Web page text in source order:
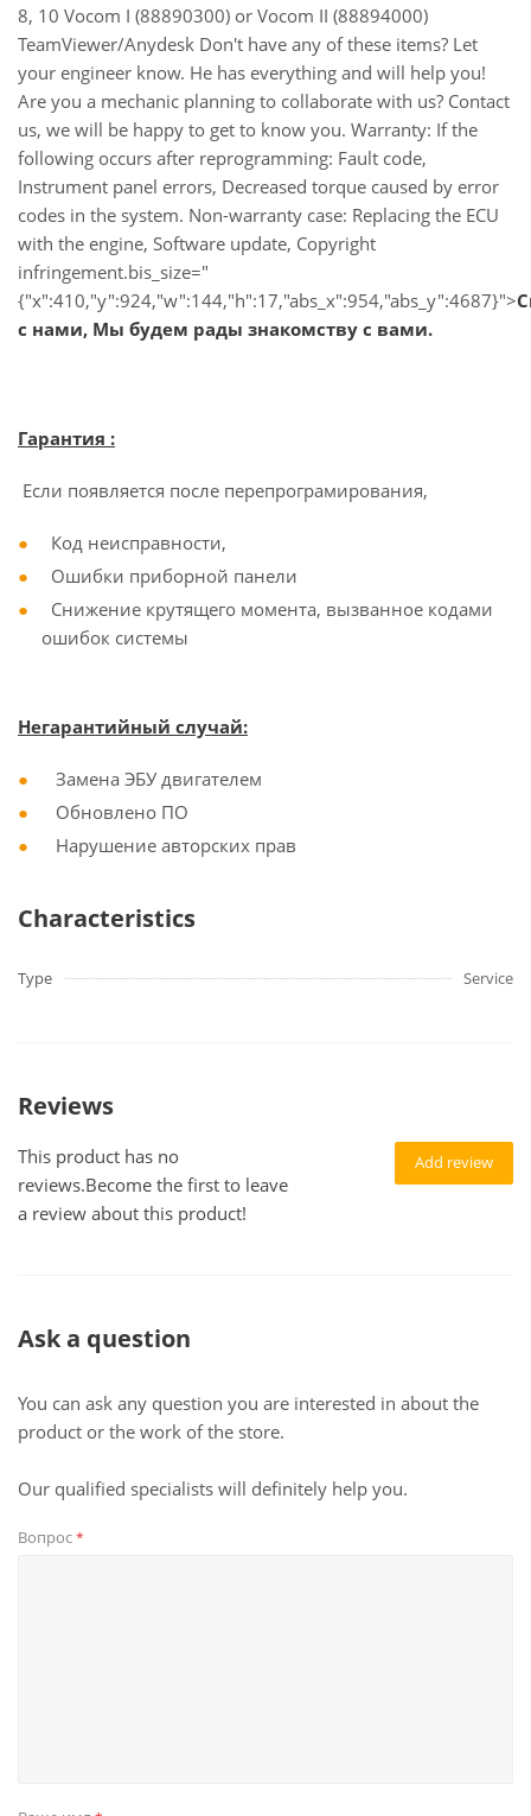
8, 10 Vocom I (88890300) or Vocom II (88894000)
TeamViewer/Anydesk Don't have any of these items? Let
your engineer know. He has everything and will help you!
Are you a mechanic planning to collaborate with us? Contact
us, we will be happy to get to know you. Warranty: If the
following occurs after reprogramming: Fault code,
Instrument panel errors, Decreased torque caused by error
codes in the system. Non-warranty case: Replacing the ECU
with the engine, Software update, Copyright
infringement.bis_size="
{"x":410,"y":924,"w":144,"h":17,"abs_x":954,"abs_y":4687}">
с нами, Мы будем рады знакомству с вами.
Гарантия :
Если появляется после перепрограмирования,
Код неисправности,
Ошибки приборной панели
Снижение крутящего момента, вызванное кодами
ошибок системы
Негарантийный случай:
Замена ЭБУ двигателем
Обновлено ПО
Нарушение авторских прав
Characteristics
Type Service
Reviews
Add review
This product has no
reviews.Become the first to leave
a review about this product!
Ask a question
You can ask any question you are interested in about the
product or the work of the store.
Our qualified specialists will definitely help you.
Вопрос*